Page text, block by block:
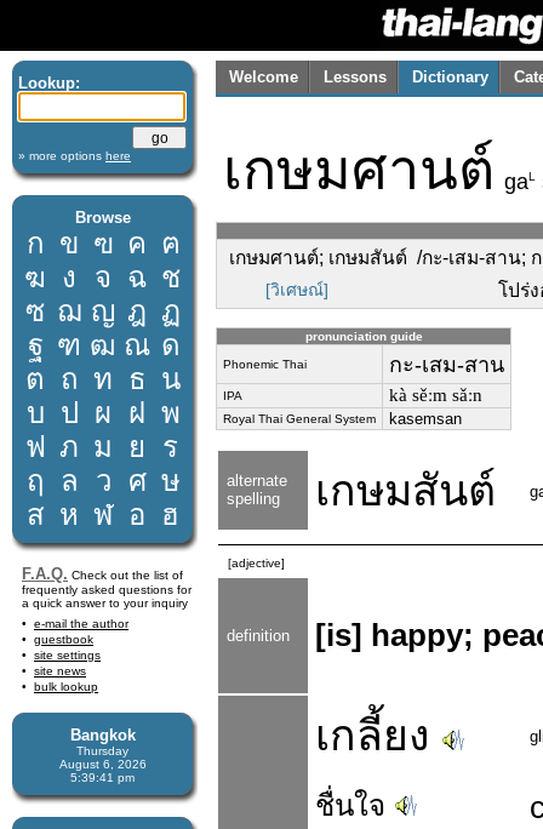
Lookup:
» more options here
Browse
ก ข ฃ ค ฅ
ฆ ง จ ฉ ช
ซ ฌ ญ ฎ ฏ
ฐ ฑ ฒ ณ ด
ต ถ ท ธ น
บ ป ผ ฝ พ
ฟ ภ ม ย
ร
ฤ
ล ว ศ ษ
ส ห ฬ อ ฮ
F.A.Q. Check out the list of
frequently asked questions for
a quick answer to your inquiry
e-mail the author
guestbook
site settings
site news
bulk lookup
Bangkok
Thursday
August 6, 2026
5:39:41 pm
Welcome Lessons Dictionary
เกษมศานต์ gaL
เกษมศานต์; เกษมสันต์ /กะ-เสม-สาน;
[วิเศษณ์] โปร่
pronunciation guide
Phonemic Thai กะ-เสม-สาน
IPA kà sěːm sǎːn
Royal Thai General System kasemsan
alternate
spelling
เกษมสันต์
[adjective]
definition [is] happy;
เกลี้ยง
ชื่นใจ